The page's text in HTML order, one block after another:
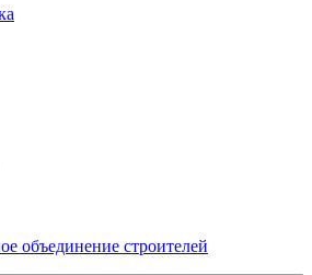
объединение строителей